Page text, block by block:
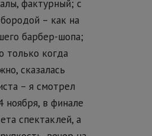
фактурный; с
– как на
барбер-шопа;
только когда
сказалась
– я смотрел
ноября, в финале
спектаклей, а